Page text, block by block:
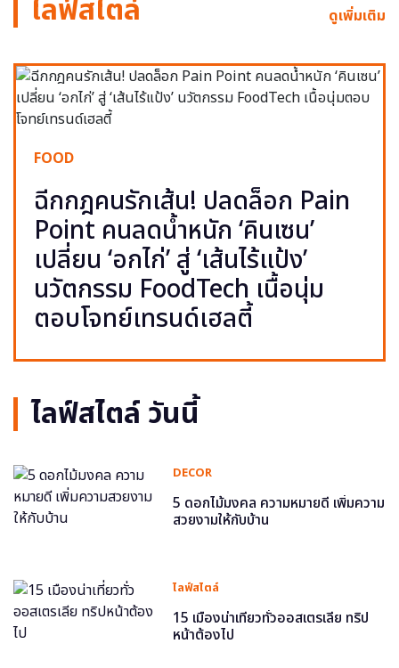
ไลฟ์สไตล์ ดูเพิ่มเติม
FOOD
ฉีกกฎคนรักเส้น! ปลดล็อก Pain
Point คนลดน้ำหนัก ‘คินเซน’
เปลี่ยน ‘อกไก่’ สู่ ‘เส้นไร้แป้ง’
นวัตกรรม FoodTech เนื้อนุ่ม
ตอบโจทย์เทรนด์เฮลตี้
ไลฟ์สไตล์ วันนี้
DECOR
5 ดอกไม้มงคล ความหมายดี เพิ่มความ
สวยงามให้กับบ้าน
ไลฟ์สไตล์
15 เมืองน่าเที่ยวทั่วออสเตรเลีย ทริป
หน้าต้องไป